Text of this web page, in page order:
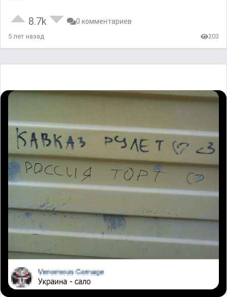
8.7k 0 комментариев
5 лет назад 203